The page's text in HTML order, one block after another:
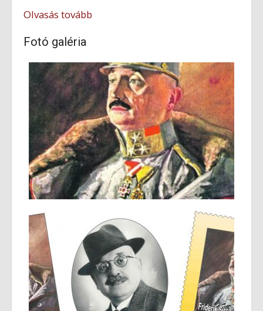
Olvasás tovább
Fotó galéria